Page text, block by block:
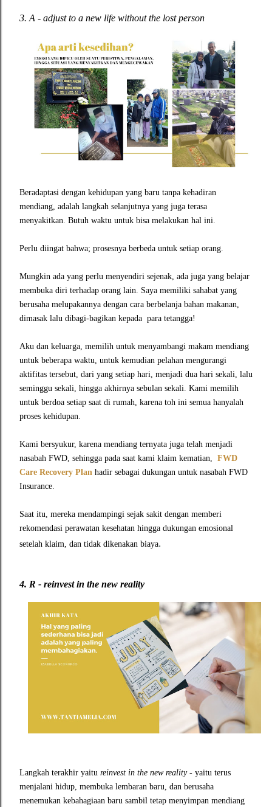
3. A - adjust to a new life without the lost person
Beradaptasi dengan kehidupan yang baru tanpa kehadiran
mendiang, adalah langkah selanjutnya yang juga terasa
menyakitkan. Butuh waktu untuk bisa melakukan hal ini.
Perlu diingat bahwa; prosesnya berbeda untuk setiap orang.
Mungkin ada yang perlu menyendiri sejenak, ada juga yang belajar
membuka diri terhadap orang lain. Saya memiliki sahabat yang
berusaha melupakannya dengan cara berbelanja bahan makanan,
dimasak lalu dibagi-bagikan kepada para tetangga!
Aku dan keluarga, memilih untuk menyambangi makam mendiang
untuk beberapa waktu, untuk kemudian pelahan mengurangi
aktifitas tersebut, dari yang setiap hari, menjadi dua hari sekali, lalu
seminggu sekali, hingga akhirnya sebulan sekali. Kami memilih
untuk berdoa setiap saat di rumah, karena toh ini semua hanyalah
proses kehidupan.
Kami bersyukur, karena mendiang ternyata juga telah menjadi
nasabah FWD, sehingga pada saat kami klaim kematian, FWD
Care Recovery Plan hadir sebagai dukungan untuk nasabah FWD
Insurance.
Saat itu, mereka mendampingi sejak sakit dengan memberi
rekomendasi perawatan kesehatan hingga dukungan emosional
setelah klaim, dan tidak dikenakan biaya.
4. R - reinvest in the new reality
Langkah terakhir yaitu reinvest in the new reality - yaitu terus
menjalani hidup, membuka lembaran baru, dan berusaha
menemukan kebahagiaan baru sambil tetap menyimpan mendiang